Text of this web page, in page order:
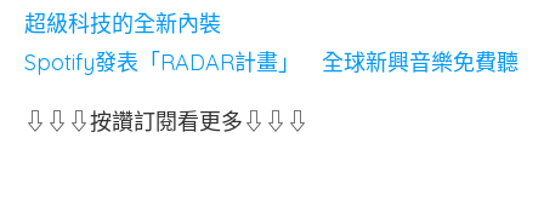
超級科技的全新內裝
Spotify發表「RADAR計畫」 全球新興音樂免費聽
⇩⇩⇩按讚訂閱看更多⇩⇩⇩